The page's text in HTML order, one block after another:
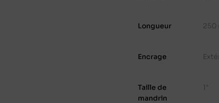
Longueur 250
Encrage
Taille de
mandrin
1"